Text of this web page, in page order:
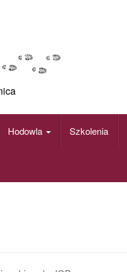
Hodowla Szkolenia